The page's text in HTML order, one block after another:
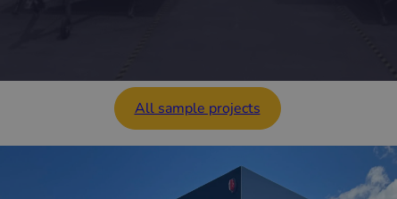
All sample projects